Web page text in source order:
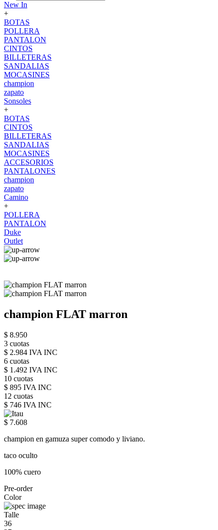
New In
+
BOTAS
POLLERA
PANTALON
CINTOS
BILLETERAS
SANDALIAS
MOCASINES
champion
zapato
Sonsoles
+
BOTAS
CINTOS
BILLETERAS
SANDALIAS
MOCASINES
ACCESORIOS
PANTALONES
champion
zapato
Camino
+
POLLERA
PANTALON
Duke
Outlet
champion FLAT marron
$ 8.950
3 cuotas
$ 2.984 IVA INC
6 cuotas
$ 1.492 IVA INC
10 cuotas
$ 895 IVA INC
12 cuotas
$ 746 IVA INC
$ 7.608
champion en gamuza super comodo y liviano.
taco oculto
100% cuero
Pre-order
Color
Talle
36